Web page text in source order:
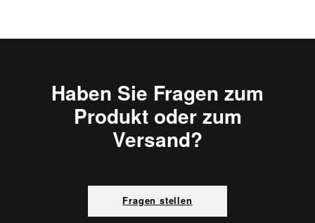
Haben Sie Fragen zum
Produkt oder zum
Versand?
Fragen stellen